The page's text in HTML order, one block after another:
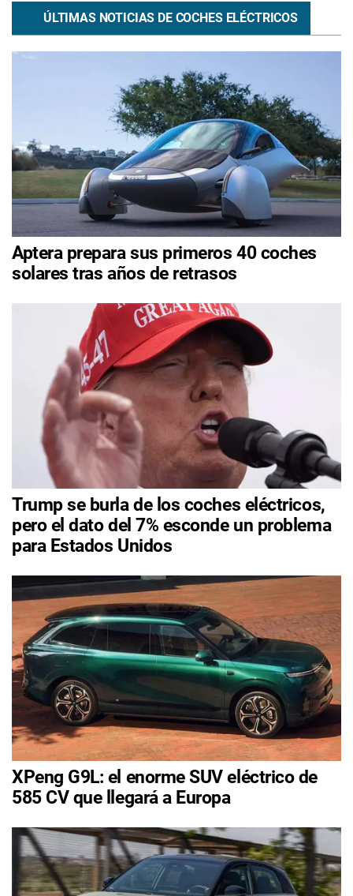
ÚLTIMAS NOTICIAS DE COCHES ELÉCTRICOS
Aptera prepara sus primeros 40 coches
solares tras años de retrasos
Trump se burla de los coches eléctricos,
pero el dato del 7% esconde un problema
para Estados Unidos
XPeng G9L: el enorme SUV eléctrico de
585 CV que llegará a Europa